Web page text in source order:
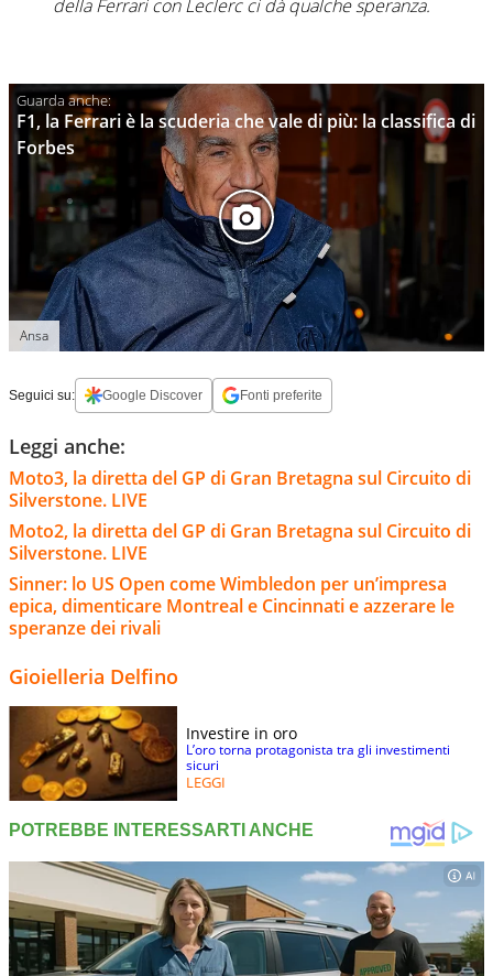
della Ferrari con Leclerc ci dà qualche speranza.
F1, la Ferrari è la scuderia che vale di più: la classifica di
Forbes
Ansa
Seguici su: Google Discover Fonti preferite
Leggi anche:
Moto3, la diretta del GP di Gran Bretagna sul Circuito di
Silverstone. LIVE
Moto2, la diretta del GP di Gran Bretagna sul Circuito di
Silverstone. LIVE
Sinner: lo US Open come Wimbledon per un’impresa
epica, dimenticare Montreal e Cincinnati e azzerare le
speranze dei rivali
Gioielleria Delfino
Investire in oro
L’oro torna protagonista tra gli investimenti
sicuri
LEGGI